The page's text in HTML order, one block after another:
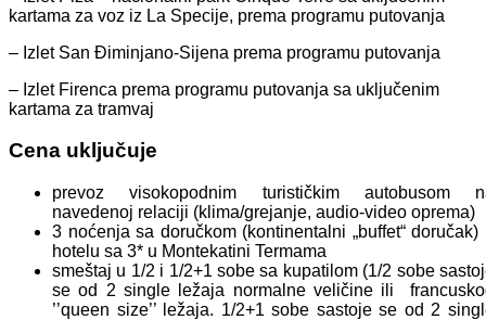
kartama za voz iz La Specije, prema programu putovanja
– Izlet San Điminjano-Sijena prema programu putovanja
– Izlet Firenca prema programu putovanja sa uključenim
kartama za tramvaj
Cena uključuje
prevoz visokopodnim turističkim autobusom
navedenoj relaciji (klima/grejanje, audio-video oprema)
3 noćenja sa doručkom (kontinentalni „buffet“ doručak)
hotelu sa 3* u Montekatini Termama
smeštaj u 1/2 i 1/2+1 sobe sa kupatilom (1/2 sobe
se od 2 single ležaja normalne veličine ili
’’queen size’’ ležaja. 1/2+1 sobe sastoje se od 2